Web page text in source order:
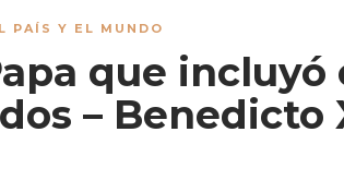
PAÍS Y EL MUNDO
que incluyó
– Benedicto